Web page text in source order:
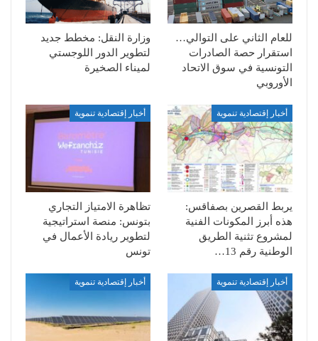
للعام الثاني على التوالي…
استقرار حصة الصادرات
التونسية في سوق الاتحاد
الأوروبي
وزارة النقل: مخطط جديد
لتطوير الدور اللوجستي
لميناء الصخيرة
أخبار إقتصادية تنموية
يربط القصرين بصفاقس:
هذه أبرز المكونات الفنية
لمشروع تثنية الطريق
الوطنية رقم 13…
أخبار إقتصادية تنموية
تظاهرة الامتياز التجاري
بتونس: منصة استراتيجية
لتطوير ريادة الأعمال في
تونس
أخبار إقتصادية تنموية أخبار إقتصادية تنموية